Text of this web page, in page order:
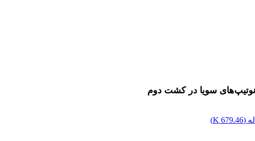
سویا در کشت دوم
(
679.46 K
)